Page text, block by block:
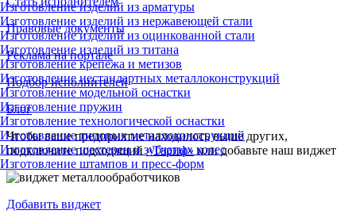
Изготовление изделий из арматуры
Изготовление изделий из нержавеющей стали
Изготовление изделий из оцинкованной стали
Изготовление изделий из титана
Изготовление крепежа и метизов
Изготовление нестандартных металлоконструкций
Изготовление модельной оснастки
Изготовление пружин
Изготовление технологической оснастки
Изготовление типовых металлоконструкций
Изготовление шестерен и зубчатых колес
Изготовление штампов и пресс-форм
Правовые документы
Реклама на портале
Подбор исполнителей
Блог
Чтобы ваше предприятие находилось выше других,
подключите подходящий«Тариф» или добавьте наш виджет
Добавить виджет